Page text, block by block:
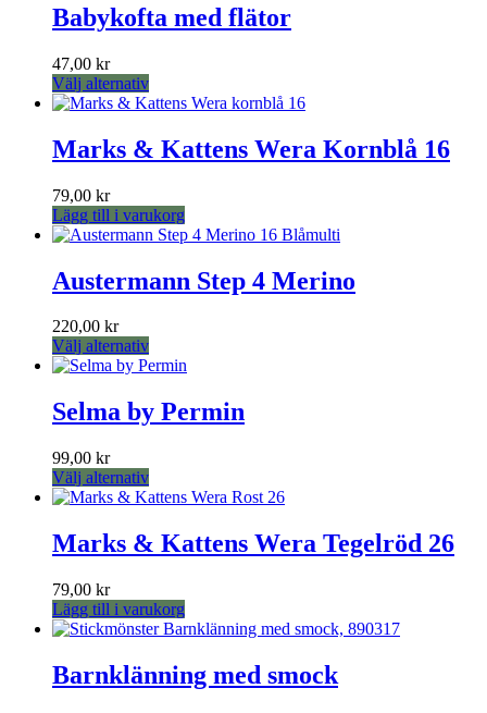
Babykofta med flätor
47,00 kr
Välj alternativDen
här
har
flera
olika
alternativen
väljas
på
Marks & Kattens Wera Kornblå 16
79,00 kr
Lägg till i varukorg
Austermann Step 4 Merino
220,00 kr
Välj alternativDen
här
har
flera
olika
alternativen
väljas
på
Selma by Permin
99,00 kr
Välj alternativDen
här
har
flera
olika
alternativen
väljas
på
Marks & Kattens Wera Tegelröd 26
79,00 kr
Lägg till i varukorg
Barnklänning med smock